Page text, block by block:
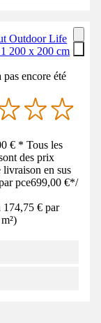
Outdoor Life
200 x 200 cm
encore été
€ * Tous les
des prix
en sus
pce699,00 €*/
174,75 € par
m²)